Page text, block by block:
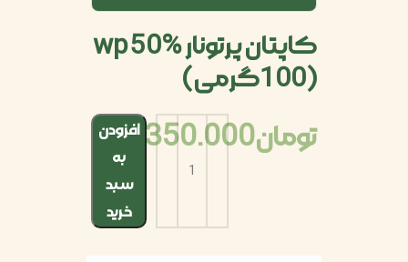
کاپتان پرتونار wp 50%
(100گرمی)
تومان350.000 افزودن
به
سبد
خرید